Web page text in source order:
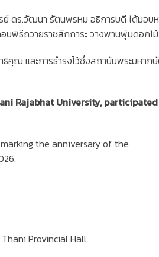
ดร.วัฒนา รัตนพรหม อธิการบดี ได้ม
บพิธีถวายราชสักการะ วางพานพุ่มดอก
คุณ และการธำรงไว้ซึ่งสถาบันพระมหา
Rajabhat University,
the anniversary of the
Provincial Hall.